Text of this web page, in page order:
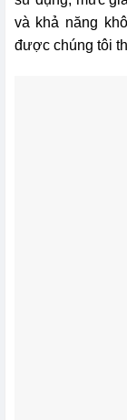
và khả năng
được chúng tôi